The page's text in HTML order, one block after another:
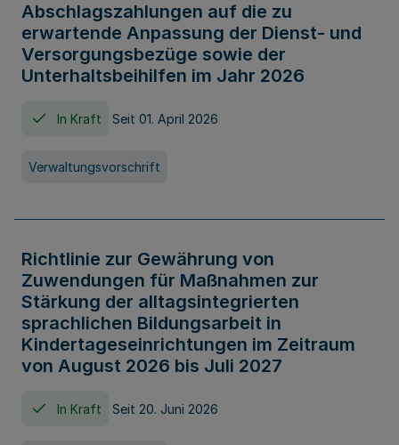
Abschlagszahlungen auf die zu
erwartende Anpassung der Dienst- und
Versorgungsbezüge sowie der
Unterhaltsbeihilfen im Jahr 2026
In Kraft Seit 01. April 2026
Verwaltungsvorschrift
Richtlinie zur Gewährung von
Zuwendungen für Maßnahmen zur
Stärkung der alltagsintegrierten
sprachlichen Bildungsarbeit in
Kindertageseinrichtungen im Zeitraum
von August 2026 bis Juli 2027
In Kraft Seit 20. Juni 2026